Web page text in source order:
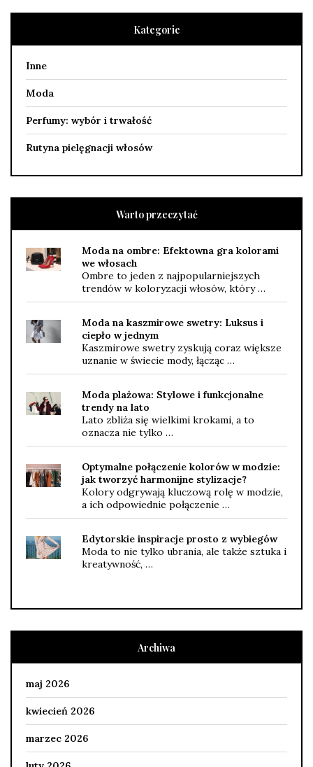
Kategorie
Inne
Moda
Perfumy: wybór i trwałość
Rutyna pielęgnacji włosów
Warto przeczytać
Moda na ombre: Efektowna gra kolorami
we włosach
Ombre to jeden z najpopularniejszych
trendów w koloryzacji włosów, który …
Moda na kaszmirowe swetry: Luksus i
ciepło w jednym
Kaszmirowe swetry zyskują coraz większe
uznanie w świecie mody, łącząc …
Moda plażowa: Stylowe i funkcjonalne
trendy na lato
Lato zbliża się wielkimi krokami, a to
oznacza nie tylko …
Optymalne połączenie kolorów w modzie:
jak tworzyć harmonijne stylizacje?
Kolory odgrywają kluczową rolę w modzie,
a ich odpowiednie połączenie …
Edytorskie inspiracje prosto z wybiegów
Moda to nie tylko ubrania, ale także sztuka i
kreatywność, …
Archiwa
maj 2026
kwiecień 2026
marzec 2026